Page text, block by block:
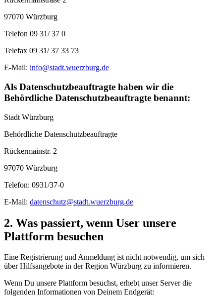
97070 Würzburg
Telefon 09 31/ 37 0
Telefax 09 31/ 37 33 73
E-Mail: info@stadt.wuerzburg.de
Als Datenschutzbeauftragte haben wir die
Behördliche Datenschutzbeauftragte benannt:
Stadt Würzburg
Behördliche Datenschutzbeauftragte
Rückermainstr. 2
97070 Würzburg
Telefon: 0931/37-0
E-Mail: datenschutz@stadt.wuerzburg.de
2. Was passiert, wenn User unsere
Plattform besuchen
Eine Registrierung und Anmeldung ist nicht notwendig, um sich
über Hilfsangebote in der Region Würzburg zu informieren.
Wenn Du unsere Plattform besuchst, erhebt unser Server die
folgenden Informationen von Deinem Endgerät: